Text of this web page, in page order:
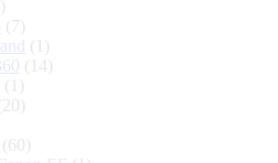
(7)
(1)
(14)
(1)
(60)